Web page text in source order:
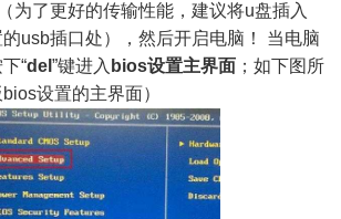
为了更好的传输性能，建议将u盘插入
usb插口处），然后开启电脑！ 当电脑
“del ”键进入 bios设置主界面 ；如下图所
设置的主界面）